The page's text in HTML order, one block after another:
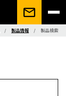
/ 製品情報 / 製品検索